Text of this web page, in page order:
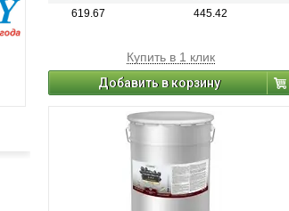
619.67 445.42
Купить в 1 клик
Добавить в корзину